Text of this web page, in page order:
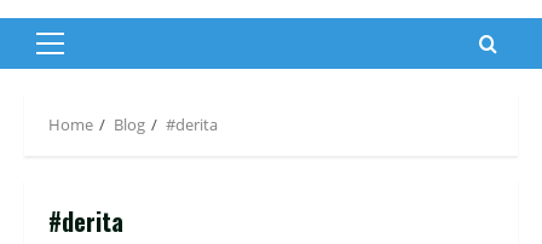
Primary
Home Blog #derita
#derita